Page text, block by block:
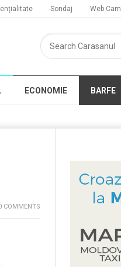
Sondaj Web Cam
ECONOMIE BARFE
COMMENTS